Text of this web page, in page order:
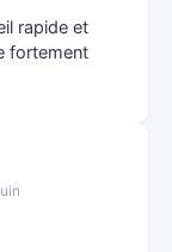
rapide et
fortement